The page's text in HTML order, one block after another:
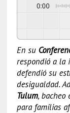
0:00
En su
respondió a la
defendió su
desigualdad.
Tulum, bacheo
para familias